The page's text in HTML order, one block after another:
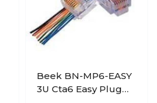
Beek BN-MP6-EASY
3U Cta6 Easy Plug